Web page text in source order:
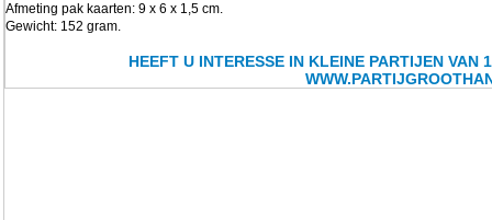
Afmeting pak kaarten: 9 x 6 x 1,5 cm.
Gewicht: 152 gram.
HEEFT U INTERESSE IN KLEINE PARTIJEN VAN